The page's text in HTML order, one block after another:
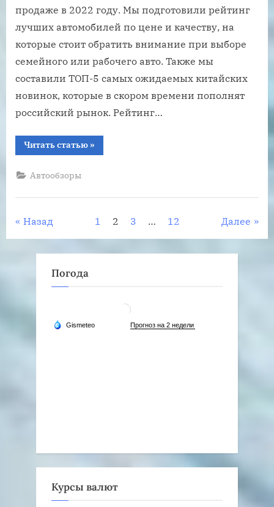
продаже в 2022 году. Мы подготовили рейтинг
лучших автомобилей по цене и качеству, на
которые стоит обратить внимание при выборе
семейного или рабочего авто. Также мы
составили ТОП-5 самых ожидаемых китайских
новинок, которые в скором времени пополнят
российский рынок. Рейтинг…
Читать статью“Лучшие
китайские
цена-
»
Автообзоры
Пагинация
записей
Назад 1 2 3 … 12 Далее
Погода
Курсы валют